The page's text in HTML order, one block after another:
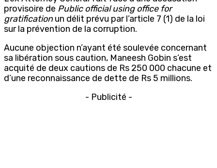
provisoire de Public official using office for
gratificationun délit prévu par l’article 7 (1) de la loi
sur la prévention de la corruption.
Aucune objection n’ayant été soulevée concernant
sa libération sous caution, Maneesh Gobin s’est
acquité de deux cautions de Rs 250 000 chacune et
d’une reconnaissance de dette de Rs 5 millions.
- Publicité -